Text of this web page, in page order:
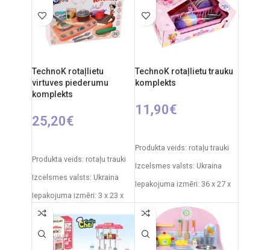
Ieteicamais vecums: no 3
gadiem.
Ieteicamais vecums: no 3
gadiem.
TechnoK rotaļlietu
virtuves piederumu
komplekts
25,20€
Produkta veids: rotaļu trauki
Izcelsmes valsts: Ukraina
Iepakojuma izmēri: 3 x 23 x
10 cm
Produkta materiāls:
plastmasa
TechnoK rotaļlietu trauku
komplekts
11,90€
Produkta veids: rotaļu trauki
Izcelsmes valsts: Ukraina
Iepakojuma izmēri: 36 x 27 x
Svars: 0,5 kg
Produkta materiāls:
plastmasa